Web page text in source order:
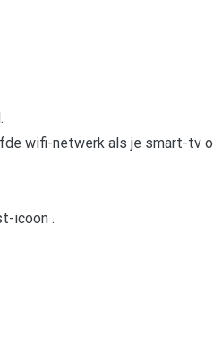
wifi-netwerk als je smart-tv
icoon .